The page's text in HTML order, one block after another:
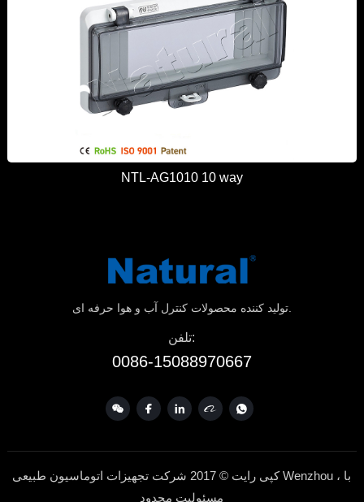
NTL-AG1010 10 way
تولید کننده محصولات کنترل آب و هوا حرفه ای.
تلفن:
0086-15088970667
کپی رایت © 2017 شرکت تجهیزات اتوماسیون طبیعی Wenzhou ، با
مسئولیت محدود